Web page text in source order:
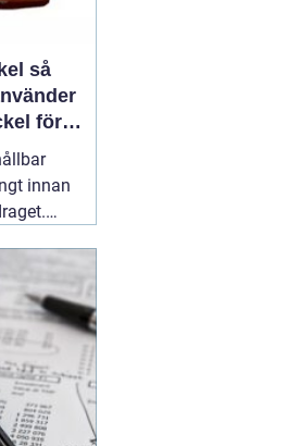
för
innan
för
när
och
det-
2026